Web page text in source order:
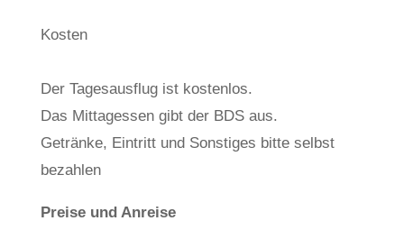
Kosten
Der Tagesausflug ist kostenlos.
Das Mittagessen gibt der BDS aus.
Getränke, Eintritt und Sonstiges bitte selbst
bezahlen
Preise und Anreise